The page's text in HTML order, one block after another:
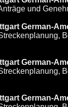
und
German-
German-
German-